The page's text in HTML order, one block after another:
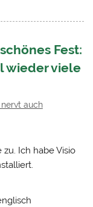
Fest:
wieder viele
auch
Ich habe Visio